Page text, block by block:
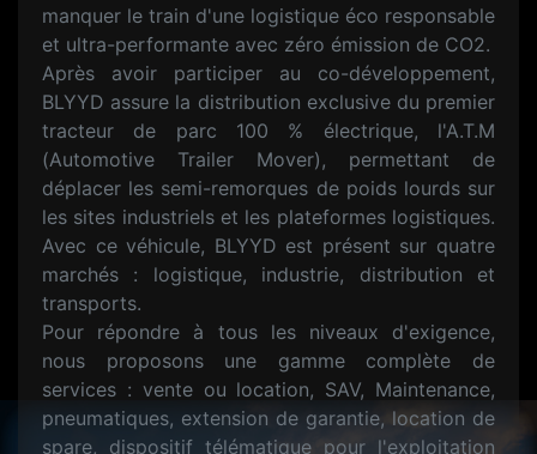
manquer le train d'une logistique éco responsable
et ultra-performante avec zéro émission de CO2.
Après avoir participer au co-développement,
BLYYD assure la distribution exclusive du premier
tracteur de parc 100 % électrique, l'A.T.M
(Automotive Trailer Mover), permettant de
déplacer les semi-remorques de poids lourds sur
les sites industriels et les plateformes logistiques.
Avec ce véhicule, BLYYD est présent sur quatre
marchés : logistique, industrie, distribution et
transports.
Pour répondre à tous les niveaux d'exigence,
nous proposons une gamme complète de
services : vente ou location, SAV, Maintenance,
pneumatiques, extension de garantie, location de
spare, dispositif télématique pour l'exploitation